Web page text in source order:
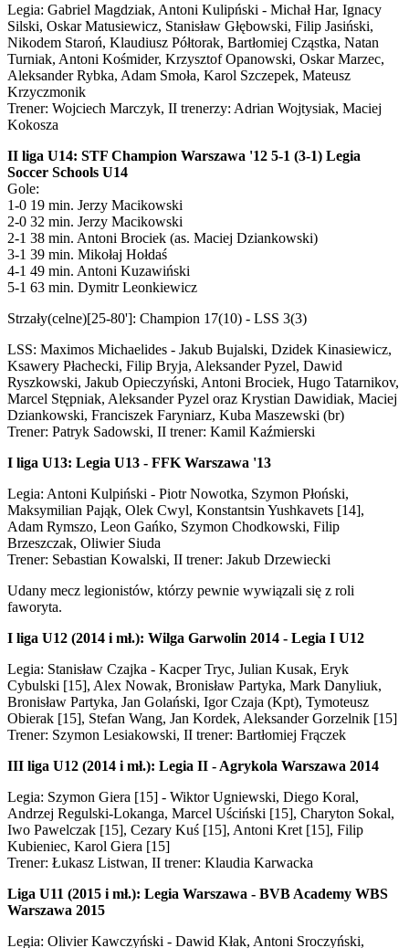
Legia: Gabriel Magdziak, Antoni Kulipński - Michał Har, Ignacy
Silski, Oskar Matusiewicz, Stanisław Głębowski, Filip Jasiński,
Nikodem Staroń, Klaudiusz Półtorak, Bartłomiej Cząstka, Natan
Turniak, Antoni Kośmider, Krzysztof Opanowski, Oskar Marzec,
Aleksander Rybka, Adam Smoła, Karol Szczepek, Mateusz
Krzyczmonik
Trener: Wojciech Marczyk, II trenerzy: Adrian Wojtysiak, Maciej
Kokosza
II liga U14: STF Champion Warszawa '12 5-1 (3-1) Legia
Soccer Schools U14
Gole:
1-0 19 min. Jerzy Macikowski
2-0 32 min. Jerzy Macikowski
2-1 38 min. Antoni Brociek (as. Maciej Dziankowski)
3-1 39 min. Mikołaj Hołdaś
4-1 49 min. Antoni Kuzawiński
5-1 63 min. Dymitr Leonkiewicz
Strzały(celne)[25-80']: Champion 17(10) - LSS 3(3)
LSS: Maximos Michaelides - Jakub Bujalski, Dzidek Kinasiewicz,
Ksawery Płachecki, Filip Bryja, Aleksander Pyzel, Dawid
Ryszkowski, Jakub Opieczyński, Antoni Brociek, Hugo Tatarnikov,
Marcel Stępniak, Aleksander Pyzel oraz Krystian Dawidiak, Maciej
Dziankowski, Franciszek Faryniarz, Kuba Maszewski (br)
Trener: Patryk Sadowski, II trener: Kamil Kaźmierski
I liga U13: Legia U13 - FFK Warszawa '13
Legia: Antoni Kulpiński - Piotr Nowotka, Szymon Płoński,
Maksymilian Pająk, Olek Cwyl, Konstantsin Yushkavets [14],
Adam Rymszo, Leon Gańko, Szymon Chodkowski, Filip
Brzeszczak, Oliwier Siuda
Trener: Sebastian Kowalski, II trener: Jakub Drzewiecki
Udany mecz legionistów, którzy pewnie wywiązali się z roli
faworyta.
I liga U12 (2014 i mł.): Wilga Garwolin 2014 - Legia I U12
Legia: Stanisław Czajka - Kacper Tryc, Julian Kusak, Eryk
Cybulski [15], Alex Nowak, Bronisław Partyka, Mark Danyliuk,
Bronisław Partyka, Jan Golański, Igor Czaja (Kpt), Tymoteusz
Obierak [15], Stefan Wang, Jan Kordek, Aleksander Gorzelnik [15]
Trener: Szymon Lesiakowski, II trener: Bartłomiej Frączek
III liga U12 (2014 i mł.): Legia II - Agrykola Warszawa 2014
Legia: Szymon Giera [15] - Wiktor Ugniewski, Diego Koral,
Andrzej Regulski-Lokanga, Marcel Uściński [15], Charyton Sokal,
Iwo Pawelczak [15], Cezary Kuś [15], Antoni Kret [15], Filip
Kubieniec, Karol Giera [15]
Trener: Łukasz Listwan, II trener: Klaudia Karwacka
Liga U11 (2015 i mł.): Legia Warszawa - BVB Academy WBS
Warszawa 2015
Legia: Olivier Kawczyński - Dawid Kłak, Antoni Sroczyński,